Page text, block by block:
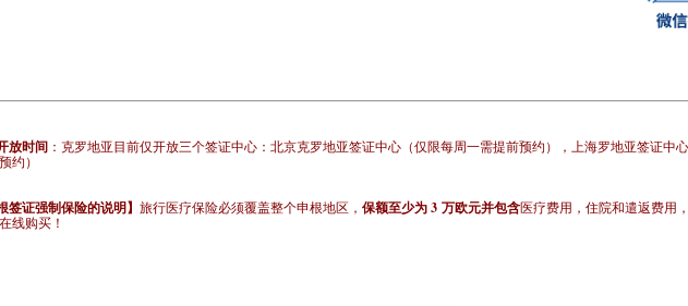
放时间 ：克罗地亚目前仅开放三个签证中心： 北京克罗地亚签证中心（仅限每周一需提前预约），上海罗地亚签证中心
约）
签证强制保险的说明】 旅行医疗保险必须覆盖整个申根地区， 保额至少为 3 万欧元并包含医疗费用，住院和遣返费用，
线购买！